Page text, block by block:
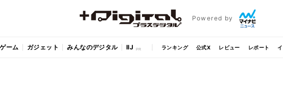
Powered by
ゲーム ガジェット みんなのデジタル IIJ ランキング 公式X レビュー レポート